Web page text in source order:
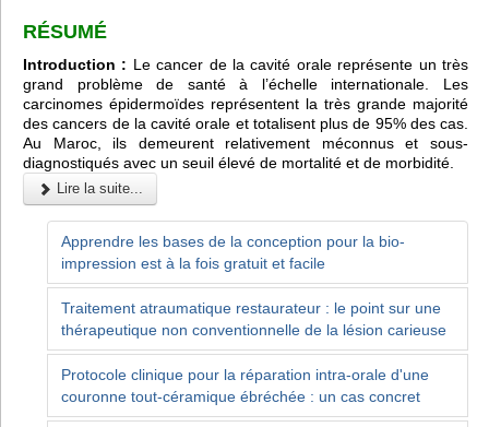
RÉSUMÉ
Introduction : Le cancer de la cavité orale représente un très
grand problème de santé à l’échelle internationale. Les
carcinomes épidermoïdes représentent la très grande majorité
des cancers de la cavité orale et totalisent plus de 95% des cas.
Au Maroc, ils demeurent relativement méconnus et sous-
diagnostiqués avec un seuil élevé de mortalité et de morbidité.
Lire la suite...
Apprendre les bases de la conception pour la bio-
impression est à la fois gratuit et facile
Traitement atraumatique restaurateur : le point sur une
thérapeutique non conventionnelle de la lésion carieuse
Protocole clinique pour la réparation intra-orale d'une
couronne tout-céramique ébréchée : un cas concret